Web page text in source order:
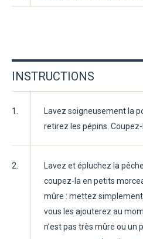
INSTRUCTIONS
1.
Lavez soigneusement la
retirez les pépins.
2.
Lavez et épluchez la
coupez-la en petits
mûre : mettez
vous les ajouterez au
n’est pas très mûre ou un